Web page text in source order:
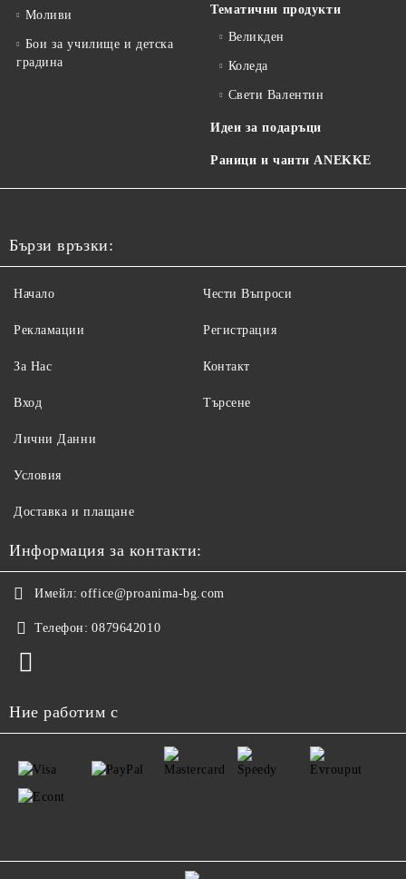
Моливи
Бои за училище и детска
градина
Тематични продукти
Великден
Коледа
Свети Валентин
Идеи за подаръци
Раници и чанти ANEKKE
Бързи връзки:
Начало
Рекламации
За Нас
Вход
Чести Въпроси
Регистрация
Контакт
Търсене
Лични Данни
Условия
Доставка и плащане
Информация за контакти:
Имейл: office@proanima-bg.com
Телефон: 0879642010
Ние работим с